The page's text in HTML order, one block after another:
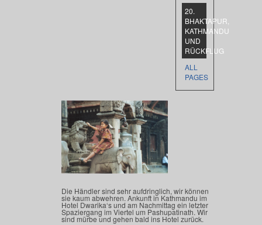
20.
BHAKTAPUR,
KATHMANDU
UND
RÜCKFLUG
ALL
PAGES
Die Händler sind sehr aufdringlich, wir können
sie kaum abwehren. Ankunft in Kathmandu im
Hotel Dwarika‘s und am Nachmittag ein letzter
Spaziergang im Viertel um Pashupatinath. Wir
sind mürbe und gehen bald ins Hotel zurück.